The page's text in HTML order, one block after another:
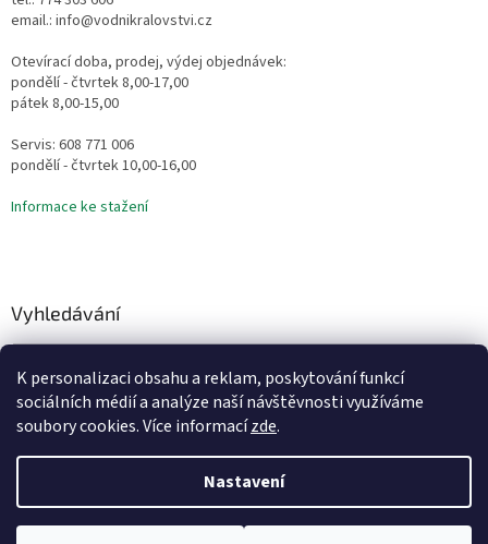
K personalizaci obsahu a reklam, poskytování funkcí
sociálních médií a analýze naší návštěvnosti využíváme
soubory cookies. Více informacízde.
Nastavení
email.: info@vodnikralovstvi.cz
Otevírací doba, prodej, výdej objednávek:
pondělí - čtvrtek 8,00-17,00
pátek 8,00-15,00
Servis: 608 771 006
pondělí - čtvrtek 10,00-16,00
Informace ke stažení
Vyhledávání
HLEDAT
Copyright 2026Vodní Království. Všechna práva vyhrazena.